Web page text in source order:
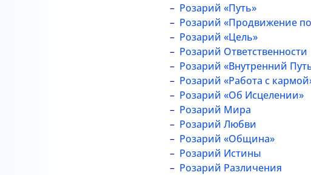
Розарий «Путь»
Розарий «Продвижение
Розарий «Цель»
Розарий Ответственности
Розарий «Внутренний
Розарий «Работа с
Розарий «Об Исцелении»
Розарий Мира
Розарий Любви
Розарий «Община»
Розарий Истины
Розарий Различения